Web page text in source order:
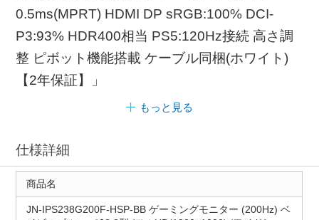
0.5ms(MPRT) HDMI DP sRGB:100% DCI-
P3:93% HDR400相当 PS5:120Hz接続 高さ調
整 ピボット機能搭載 ケーブル同梱(ホワイト)
【2年保証】」
もっと見る
仕様詳細
商品名
JN-IPS238G200F-HSP-BB ゲーミングモニター (200Hz) ベ